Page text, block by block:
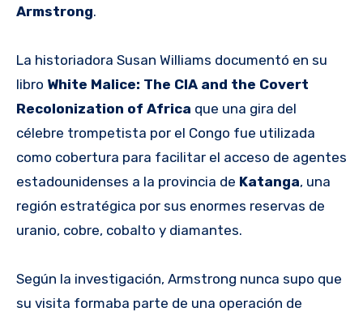
Armstrong.
La historiadora Susan Williams documentó en su
libro White Malice: The CIA and the Covert
Recolonization of Africa que una gira del
célebre trompetista por el Congo fue utilizada
como cobertura para facilitar el acceso de agentes
estadounidenses a la provincia de Katanga, una
región estratégica por sus enormes reservas de
uranio, cobre, cobalto y diamantes.
Según la investigación, Armstrong nunca supo que
su visita formaba parte de una operación de